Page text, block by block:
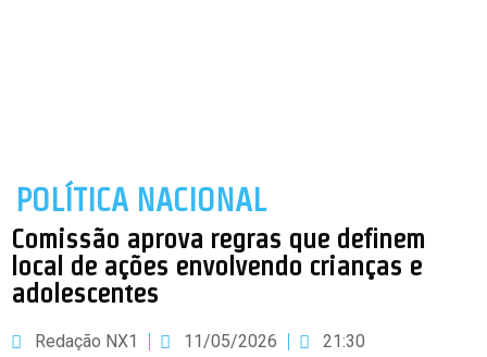
POLÍTICA NACIONAL
Comissão aprova regras que definem
local de ações envolvendo crianças e
adolescentes
Redação NX1 11/05/2026 21:30